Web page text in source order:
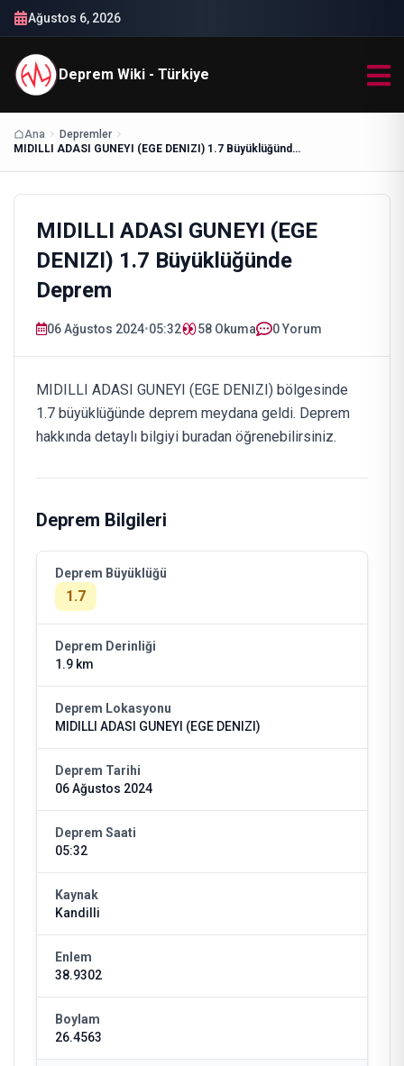
Ağustos 6, 2026
Deprem Wiki - Türkiye
Ana
Depremler
MIDILLI ADASI GUNEYI (EGE DENIZI) 1.7 Büyüklüğünde Deprem
MIDILLI ADASI GUNEYI (EGE
DENIZI) 1.7 Büyüklüğünde
Deprem
06 Ağustos 2024•05:32 58 Okuma 0 Yorum
MIDILLI ADASI GUNEYI (EGE DENIZI) bölgesinde
1.7 büyüklüğünde deprem meydana geldi. Deprem
hakkında detaylı bilgiyi buradan öğrenebilirsiniz.
Deprem Bilgileri
Deprem Büyüklüğü
1.7
Deprem Derinliği
1.9 km
Deprem Lokasyonu
MIDILLI ADASI GUNEYI (EGE DENIZI)
Deprem Tarihi
06 Ağustos 2024
Deprem Saati
05:32
Kaynak
Kandilli
Enlem
38.9302
Boylam
26.4563